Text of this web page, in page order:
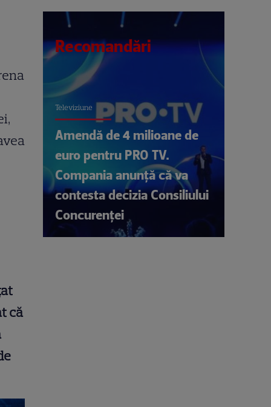
că
Recomandări
Televiziune
Amendă de 4 milioane de
euro pentru PRO TV.
Compania anunță că va
contesta decizia Consiliului
Concurenței